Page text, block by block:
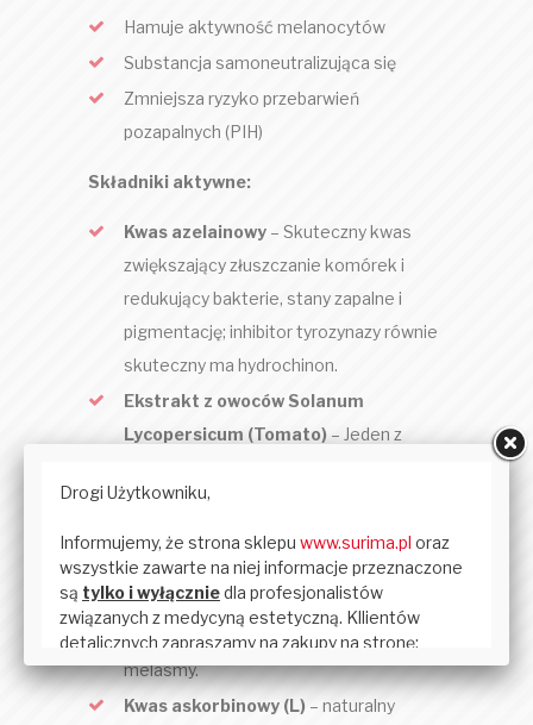
Hamuje aktywność melanocytów
Substancja samoneutralizująca się
Zmniejsza ryzyko przebarwień
pozapalnych (PIH)
Składniki aktywne:
Kwas azelainowy – Skuteczny kwas
zwiększający złuszczanie komórek i
redukujący bakterie, stany zapalne i
pigmentację; inhibitor tyrozynazy równie
skuteczny ma hydrochinon.
Ekstrakt z owoców Solanum
Lycopersicum (Tomato) – Jeden z
naturalnie występujący kwas i silny
przeciwutleniacz.
Kwas kojowy – Inhibitor tyrozynazy,
który pomaga w supresji melaniny;
szczególnie skuteczny w przypadku
melasmy.
Kwas askorbinowy (L) – naturalny